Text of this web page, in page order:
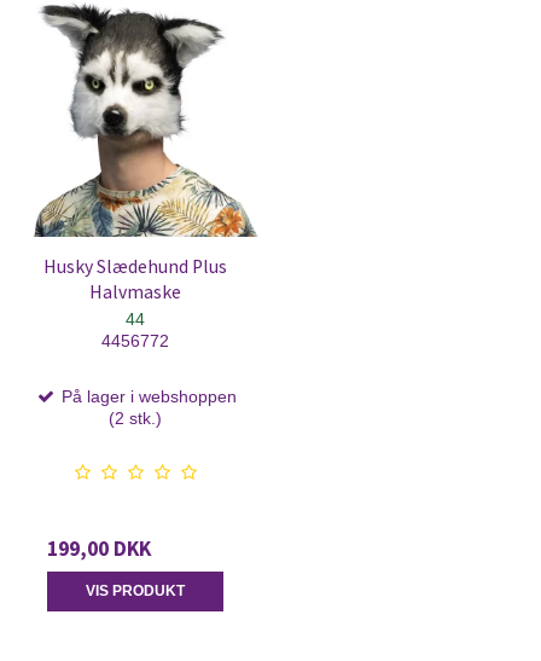
Husky Slædehund Plus
Halvmaske
44
4456772
På lager i webshoppen
(2 stk.)
199,00 DKK
VIS PRODUKT